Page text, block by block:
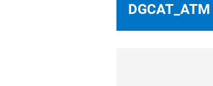
DGCAT_ATM